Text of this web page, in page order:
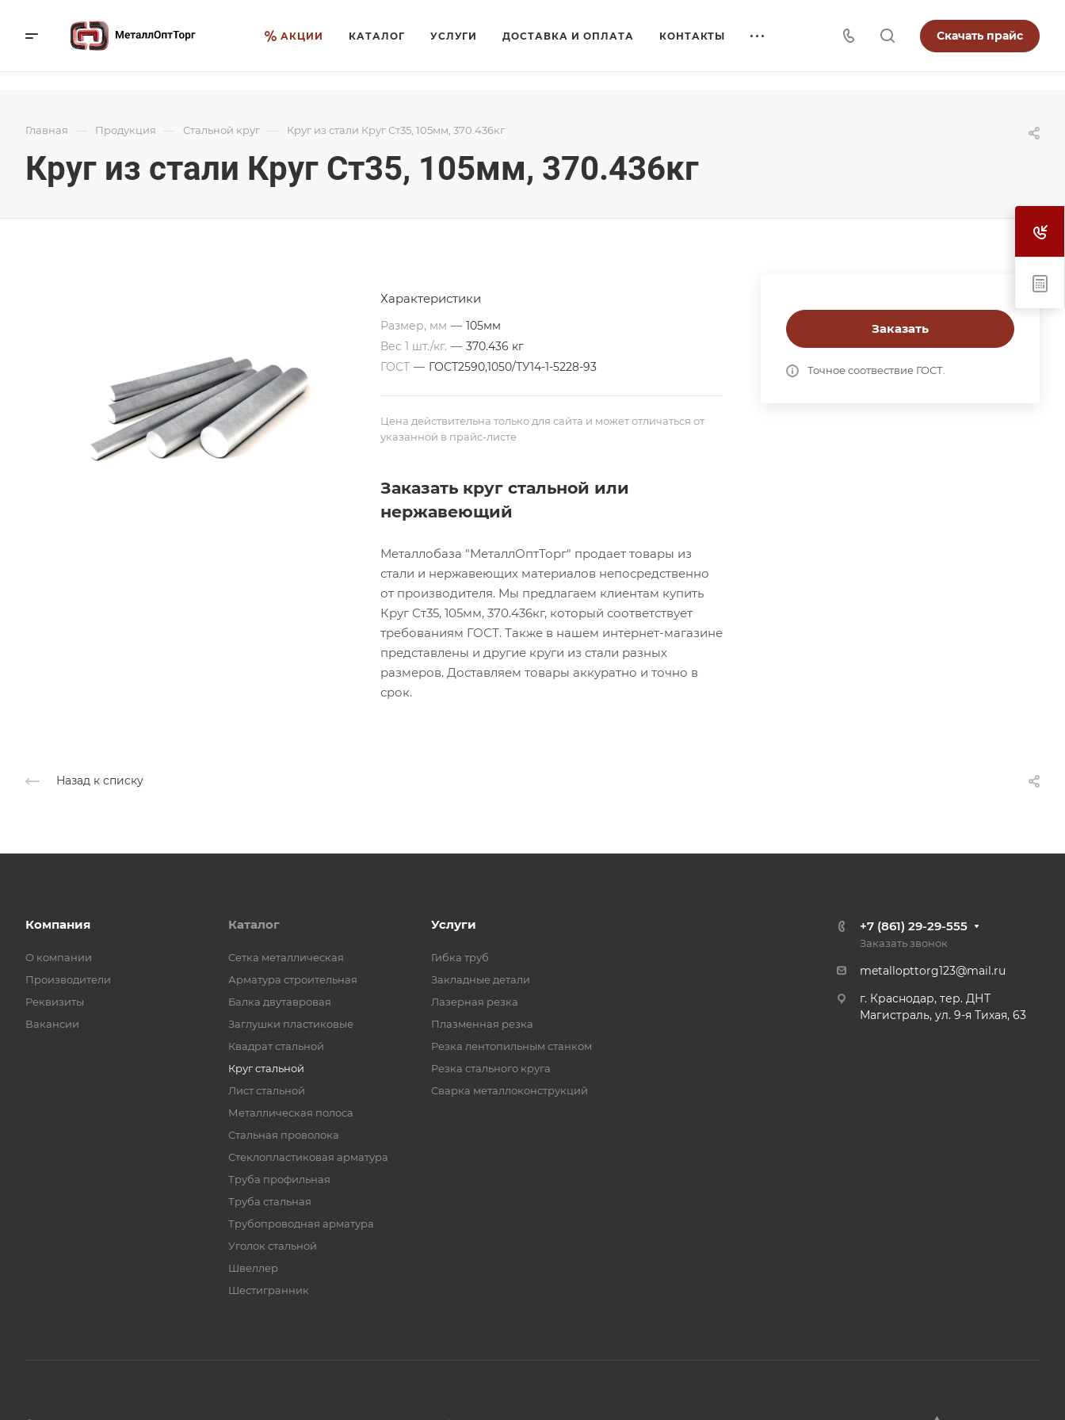
АКЦИИ КАТАЛОГ УСЛУГИ ДОСТАВКА И ОПЛАТА КОНТАКТЫ Скачать прайс
Главная — Продукция — Стальной круг — Круг из стали Круг Ст35, 105мм, 370.436кг
Круг из стали Круг Ст35, 105мм, 370.436кг
Заказать
Точное соотвествие ГОСТ.
Характеристики
Размер, мм — 105мм
Вес 1 шт./кг. — 370.436 кг
ГОСТ — ГОСТ2590,1050/ТУ14-1-5228-93
Цена действительна только для сайта и может отличаться от
указанной в прайс-листе
Заказать круг стальной или
нержавеющий
Металлобаза "МеталлОптТорг" продает товары из
стали и нержавеющих материалов непосредственно
от производителя. Мы предлагаем клиентам купить
Круг Ст35, 105мм, 370.436кг, который соответствует
требованиям ГОСТ. Также в нашем интернет-магазине
представлены и другие круги из стали разных
размеров. Доставляем товары аккуратно и точно в
срок.
Назад к списку
Компания
О компании
Производители
Реквизиты
Вакансии
Каталог
Cетка металлическая
Арматура строительная
Балка двутавровая
Заглушки пластиковые
Квадрат стальной
Круг стальной
Лист стальной
Металлическая полоса
Стальная проволока
Стеклопластиковая арматура
Труба профильная
Труба стальная
Трубопроводная арматура
Уголок стальной
Швеллер
Шестигранник
Услуги
Гибка труб
Закладные детали
Лазерная резка
Плазменная резка
Резка лентопильным станком
Резка стального круга
Сварка металлоконструкций
+7 (861) 29-29-555
Заказать звонок
metallopttorg123@mail.ru
г. Краснодар, тер. ДНТ
Магистраль, ул. 9-я Тихая, 63